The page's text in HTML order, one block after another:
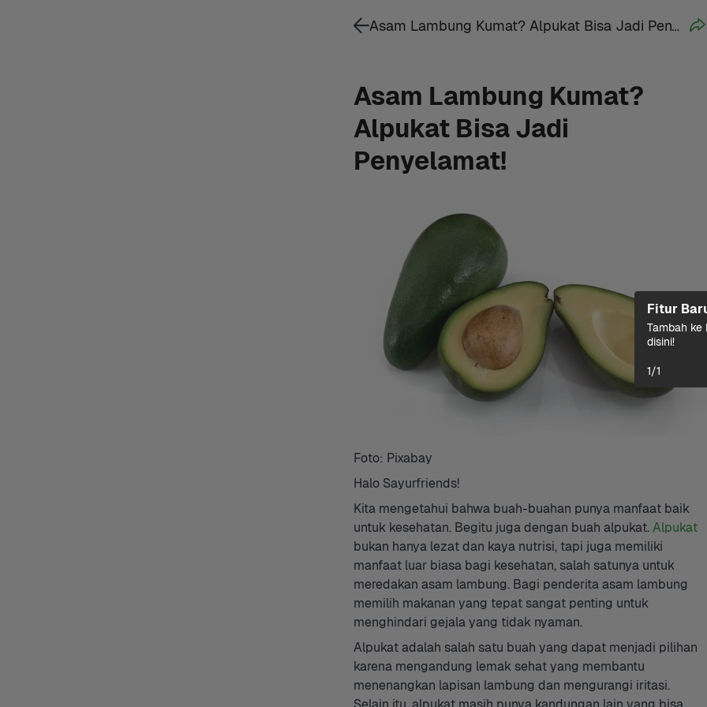
Asam Lambung Kumat?
Alpukat Bisa Jadi
Penyelamat!
Foto: Pixabay
Halo Sayurfriends!
Kita mengetahui bahwa buah-buahan punya manfaat baik
untuk kesehatan. Begitu juga dengan buah alpukat. Alpukat
bukan hanya lezat dan kaya nutrisi, tapi juga memiliki
manfaat luar biasa bagi kesehatan, salah satunya untuk
meredakan asam lambung. Bagi penderita asam lambung
memilih makanan yang tepat sangat penting untuk
menghindari gejala yang tidak nyaman.
Alpukat adalah salah satu buah yang dapat menjadi pilihan
karena mengandung lemak sehat yang membantu
menenangkan lapisan lambung dan mengurangi iritasi.
Asam Lambung Kumat? Alpukat Bisa Jadi Penyelamat!
Fitur
Tambah ke
disini!
1/1